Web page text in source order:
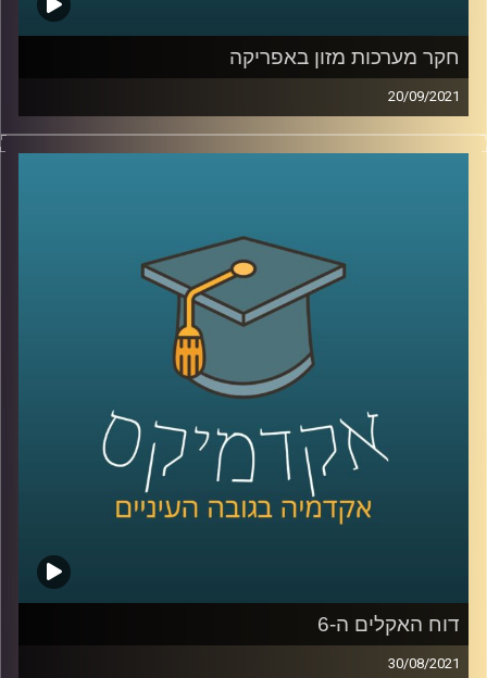
קרדיט תמונות:AudioVersity
חקר מערכות מזון באפריקה
20/09/2021
צרויה קלבאו שבח, יועצת לאיכות סביבה מדיניות ואסטרטגיה,
המלמדת בביה"ס לקיימות ואונ' ת"א, חברת מחקר יישומי
יחד עם פעולות יישומיות בשטח, במחקר בו היא והחברה אותה
איך משתפים פעולה עם גופים נוספים, כאשר כל אחד מהם
בעל מומחיות וכלי עבודה שונים? כיצד לומדים את השטח טרם
הכניסה למדינות היעד? ואיך מקיימים מחקר באפריקה בימי
הקורונה והריחוק החברתי?
קרדיט תמונות:AudioVersity
דוח האקלים ה-6
30/08/2021